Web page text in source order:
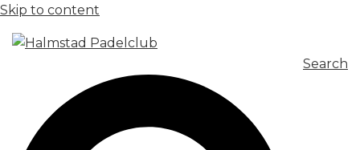
Skip to content
Search